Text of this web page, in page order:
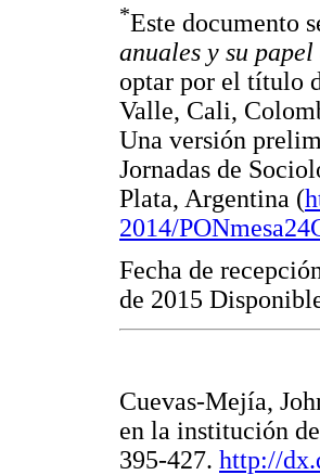
*Este documento
anuales y su
optar por el título
Valle, Cali,
Una versión
Jornadas de
Plata, Argentina (
2014/
Fecha de
de 2015
Cuevas-Mejía,
en la institución
395-427. http://